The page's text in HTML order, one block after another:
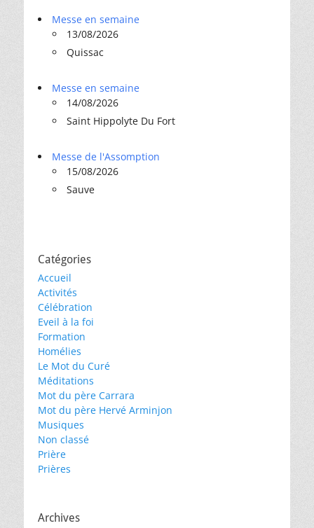
Messe en semaine
13/08/2026
Quissac
Messe en semaine
14/08/2026
Saint Hippolyte Du Fort
Messe de l'Assomption
15/08/2026
Sauve
Catégories
Accueil
Activités
Célébration
Eveil à la foi
Formation
Homélies
Le Mot du Curé
Méditations
Mot du père Carrara
Mot du père Hervé Arminjon
Musiques
Non classé
Prière
Prières
Archives